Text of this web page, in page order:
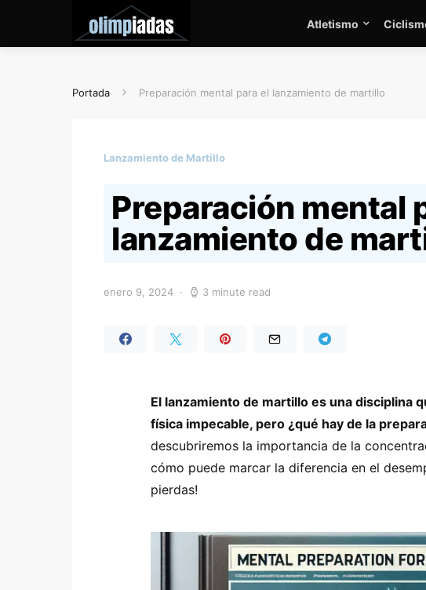
Atletismo
Portada Preparación mental para el lanzamiento de martillo
Lanzamiento de Martillo
Preparación mental
lanzamiento de
enero 9, 2024 3 minute read
El lanzamiento de martillo es una disciplina
física impecable, pero ¿qué hay de la
descubriremos la importancia de la
cómo puede marcar la diferencia en el
pierdas!